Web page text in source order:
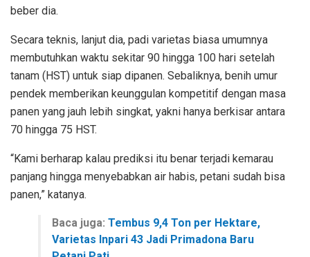
beber dia.
Secara teknis, lanjut dia, padi varietas biasa umumnya
membutuhkan waktu sekitar 90 hingga 100 hari setelah
tanam (HST) untuk siap dipanen. Sebaliknya, benih umur
pendek memberikan keunggulan kompetitif dengan masa
panen yang jauh lebih singkat, yakni hanya berkisar antara
70 hingga 75 HST.
“Kami berharap kalau prediksi itu benar terjadi kemarau
panjang hingga menyebabkan air habis, petani sudah bisa
panen,” katanya.
Baca juga: Tembus 9,4 Ton per Hektare,
Varietas Inpari 43 Jadi Primadona Baru